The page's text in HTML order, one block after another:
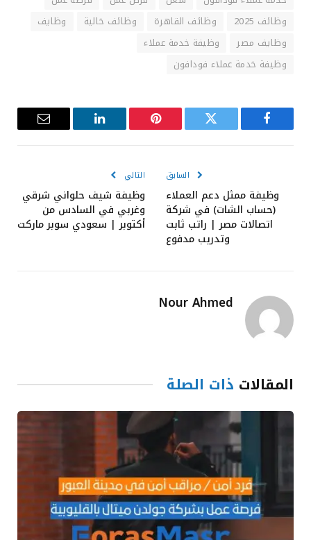
وظائف 2025
وظائف القاهرة وظائف خالية
وظايف
وظايف مصر
وظيفة خدمة عملاء
وظيفة خدمة عملاء فودافون
فيسبوك تويتر بينتيريست لينكدإن
البريد
السابق
وظيفة ممثل دعم العملاء
(حساب الشات) في شركة
اتصالات مصر | راتب ثابت
وتدريب مدفوع
التالي
وظيفة شيف حلواني شرقي
وغربي في السادس من
أكتوبر | سعودي سوبر ماركت
Nour Ahmed
المقالات ذات الصلة